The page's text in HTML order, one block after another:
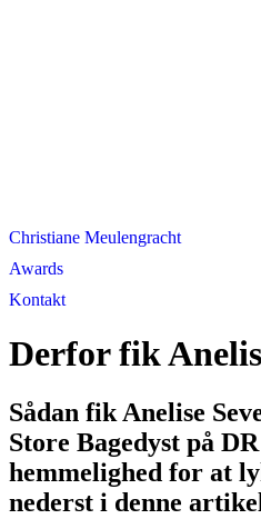
Christiane Meulengracht
Awards
Kontakt
Derfor fik
Sådan fik Anelise
Store Bagedyst på
hemmelighed for at
nederst i denne